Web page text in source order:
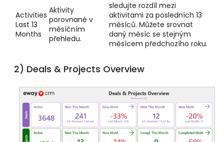
Activities
Last 13
Months
Aktivity
porovnané v
měsíčním
přehledu.
sledujte rozdíl mezi
aktivitami za posledních 13
měsíců. Můžete srovnat
daný měsíc se stejným
měsícem předchozího roku.
2) Deals & Projects Overview